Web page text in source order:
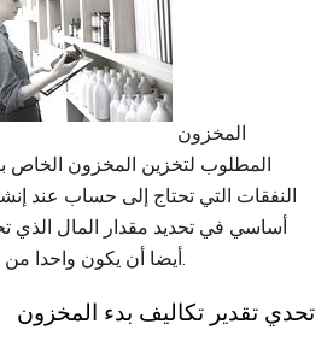
المطلوب لتخزين المخزون الخاص
النفقات التي تحتاج إلى حساب عند
أساسي في تحديد مقدار المال الذي
أيضا أن يكون واحدا من أصعب التكاليف لتقديرها.
تحدي تقدير تكاليف بدء المخزون